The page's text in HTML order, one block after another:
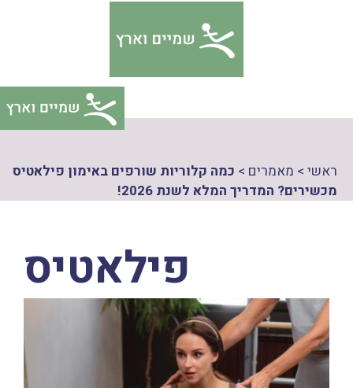
ראשי > מאמרים > כמה קלוריות שורפים באימון פילאטיס
מכשירים? המדריך המלא לשנת 2026!
פילאטיס